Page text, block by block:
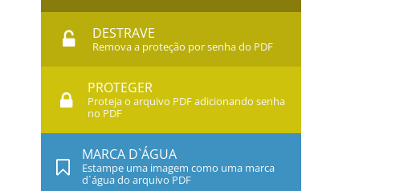
DESTRAVE
Remova a proteção por senha do PDF
PROTEGER
Proteja o arquivo PDF adicionando senha
no PDF
MARCA D`ÁGUA
Estampe uma imagem como uma marca
d`água do arquivo PDF